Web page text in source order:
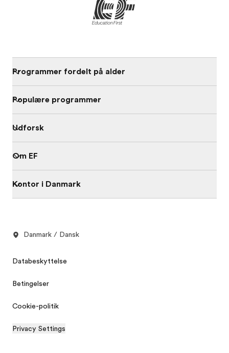
Programmer fordelt på alder
Populære programmer
Udforsk
Om EF
Kontor i Danmark
Danmark / Dansk
Databeskyttelse
Betingelser
Cookie-politik
Privacy Settings